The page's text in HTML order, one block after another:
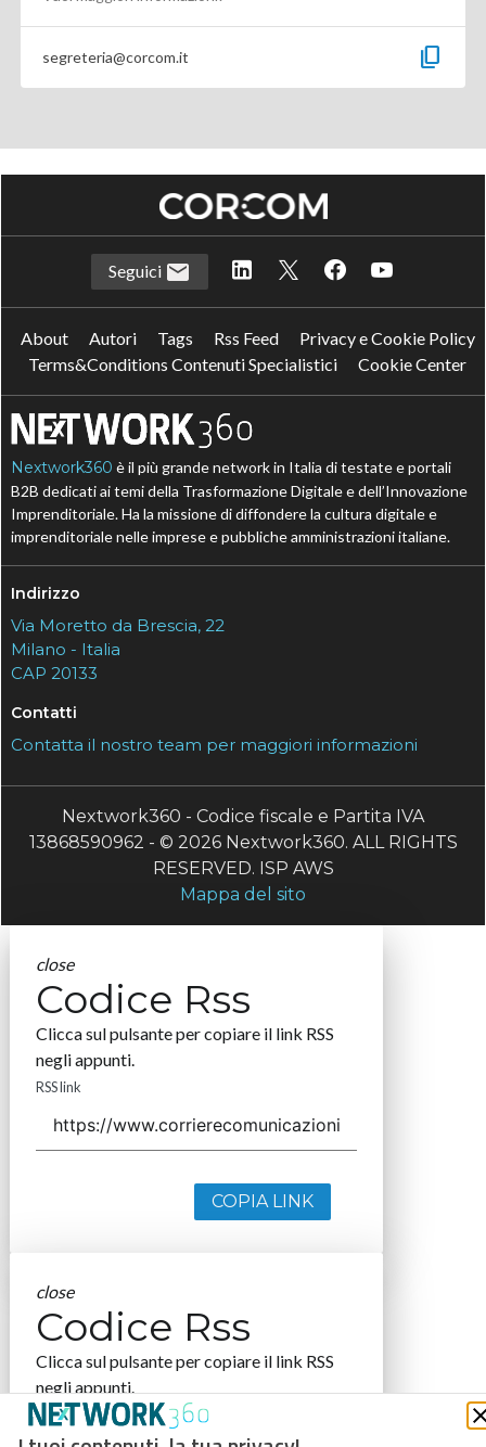
segreteria@corcom.it content_copy
Seguici
About Autori Tags Rss Feed
Privacy e Cookie Policy
Terms&Conditions Contenuti Specialistici
Cookie Center
Nextwork360 è il più grande network in Italia di testate e portali
B2B dedicati ai temi della Trasformazione Digitale e dell’Innovazione
Imprenditoriale. Ha la missione di diffondere la cultura digitale e
imprenditoriale nelle imprese e pubbliche amministrazioni italiane.
Indirizzo
Via Moretto da Brescia, 22
Milano - Italia
CAP 20133
Contatti
Contatta il nostro team per maggiori informazioni
Nextwork360 - Codice fiscale e Partita IVA
13868590962 - © 2026 Nextwork360. ALL RIGHTS
RESERVED. ISP AWS
Mappa del sito
close
Codice Rss
Clicca sul pulsante per copiare il link RSS
negli appunti.
RSS link
COPIA LINK
close
Codice Rss
Clicca sul pulsante per copiare il link RSS
negli appunti.
RSS link